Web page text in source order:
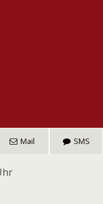
Mail SMS